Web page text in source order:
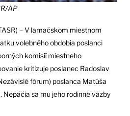
AP
– V lamačskom miestnom
volebného obdobia poslanci
komisií miestneho
kritizuje poslanec Radoslav
fórum) poslanca Matúša
Nepáčia sa mu jeho rodinné väzby